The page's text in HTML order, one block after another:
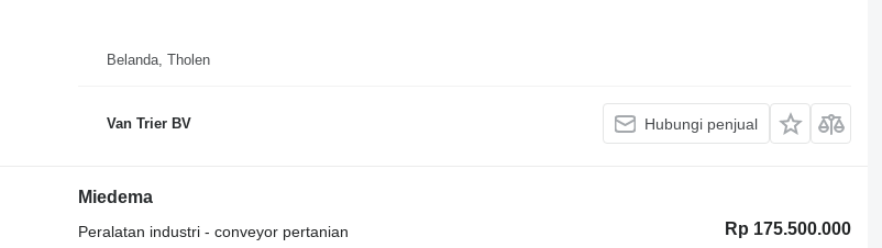
Belanda, Tholen
Van Trier BV Hubungi penjual
Miedema
Rp 175.500.000
Peralatan industri - conveyor pertanian